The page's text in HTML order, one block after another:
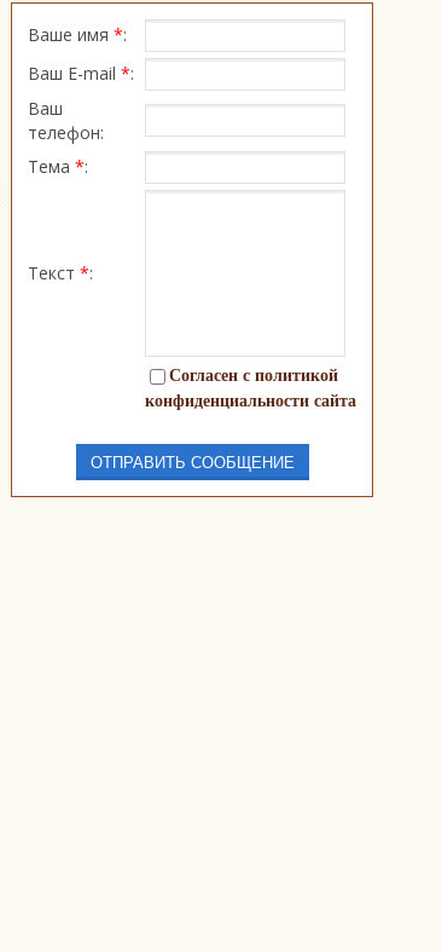
Ваше имя *:
Ваш E-mail *:
Ваш
телефон:
Тема *:
Текст *:
Согласен с политикой
конфиденциальности сайта